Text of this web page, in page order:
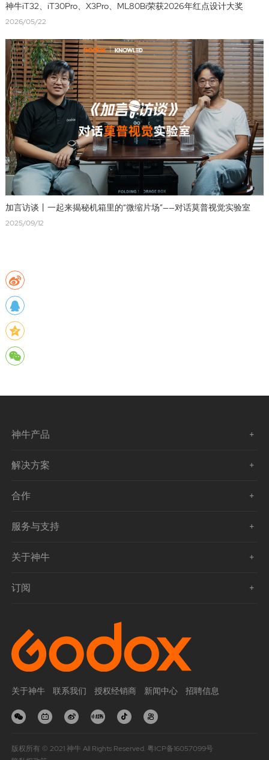
神牛iT32、iT30Pro、X3Pro、ML80Bi荣获2026年红点设计大奖
2026/05/22
加言访谈丨一起来揭秘机箱里的“微缩片场”——对话莫普视觉实验室
2025/09/12
神牛产品
解决方案
合作
服务与支持
关于神牛
订阅
关于神牛 联系我们 授权经销商 新闻中心 招聘信息
版权所有 © 2021 神牛 All Rights Reserved.粤ICP备16057099号